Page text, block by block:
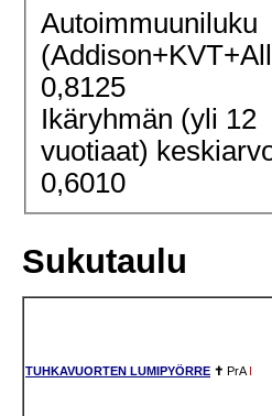
Autoimmuuniluku
0,8125
Ikäryhmän (yli 12
vuotiaat)
0,6010
Sukutaulu
TUHKAVUORTEN LUMIPYÖRRE ✝ PrA I